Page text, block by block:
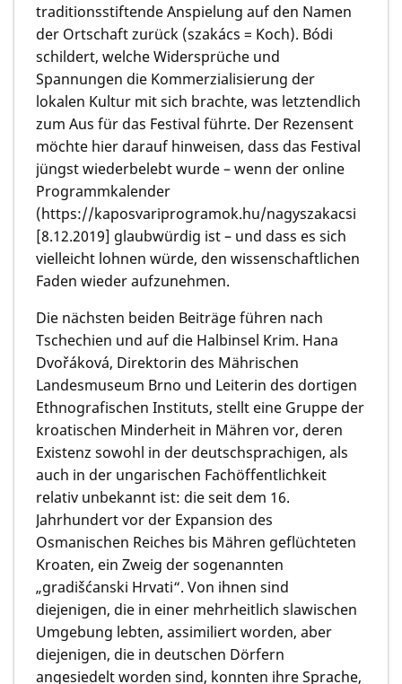
traditionsstiftende Anspielung auf den Namen
der Ortschaft zurück (szakács = Koch). Bódi
schildert, welche Widersprüche und
Spannungen die Kommerzialisierung der
lokalen Kultur mit sich brachte, was letztendlich
zum Aus für das Festival führte. Der Rezensent
möchte hier darauf hinweisen, dass das Festival
jüngst wiederbelebt wurde – wenn der online
Programmkalender
(https://kaposvariprogramok.hu/nagyszakacsi
[8.12.2019] glaubwürdig ist – und dass es sich
vielleicht lohnen würde, den wissenschaftlichen
Faden wieder aufzunehmen.
Die nächsten beiden Beiträge führen nach
Tschechien und auf die Halbinsel Krim. Hana
Dvořáková, Direktorin des Mährischen
Landesmuseum Brno und Leiterin des dortigen
Ethnografischen Instituts, stellt eine Gruppe der
kroatischen Minderheit in Mähren vor, deren
Existenz sowohl in der deutschsprachigen, als
auch in der ungarischen Fachöffentlichkeit
relativ unbekannt ist: die seit dem 16.
Jahrhundert vor der Expansion des
Osmanischen Reiches bis Mähren geflüchteten
Kroaten, ein Zweig der sogenannten
„gradišćanski Hrvati“. Von ihnen sind
diejenigen, die in einer mehrheitlich slawischen
Umgebung lebten, assimiliert worden, aber
diejenigen, die in deutschen Dörfern
angesiedelt worden sind, konnten ihre Sprache,